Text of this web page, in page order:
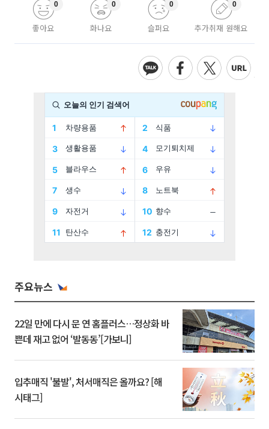
좋아요
0
화나요
0
슬퍼요
0
추가취재 원해요
0
주요뉴스
22일 만에 다시 문 연 홈플러스…정상화 바
쁜데 재고 없어 ‘발동동’[가보니]
입추매직 '불발', 처서매직은 올까요? [해
시태그]